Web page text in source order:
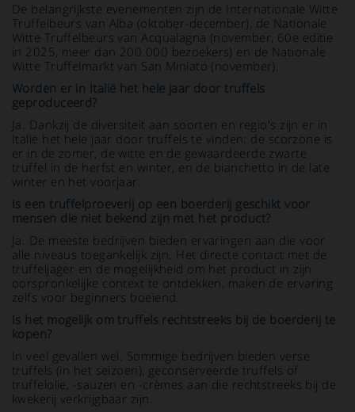
De belangrijkste evenementen zijn de Internationale Witte
Truffelbeurs van Alba (oktober-december), de Nationale
Witte Truffelbeurs van Acqualagna (november, 60e editie
in 2025, meer dan 200.000 bezoekers) en de Nationale
Witte Truffelmarkt van San Miniato (november).
Worden er in Italië het hele jaar door truffels
geproduceerd?
Ja. Dankzij de diversiteit aan soorten en regio's zijn er in
Italië het hele jaar door truffels te vinden: de scorzone is
er in de zomer, de witte en de gewaardeerde zwarte
truffel in de herfst en winter, en de bianchetto in de late
winter en het voorjaar.
Is een truffelproeverij op een boerderij geschikt voor
mensen die niet bekend zijn met het product?
Ja. De meeste bedrijven bieden ervaringen aan die voor
alle niveaus toegankelijk zijn. Het directe contact met de
truffeljager en de mogelijkheid om het product in zijn
oorspronkelijke context te ontdekken, maken de ervaring
zelfs voor beginners boeiend.
Is het mogelijk om truffels rechtstreeks bij de boerderij te
kopen?
In veel gevallen wel. Sommige bedrijven bieden verse
truffels (in het seizoen), geconserveerde truffels of
truffelolie, -sauzen en -crèmes aan die rechtstreeks bij de
kwekerij verkrijgbaar zijn.